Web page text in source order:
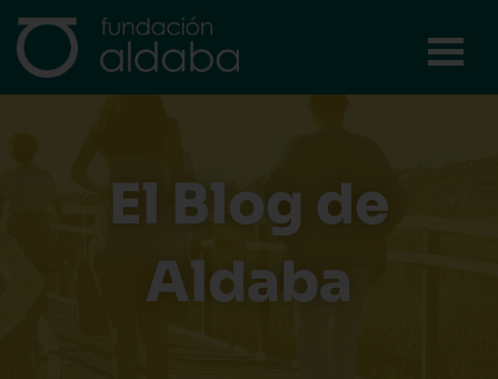
contenido
El Blog de
Aldaba